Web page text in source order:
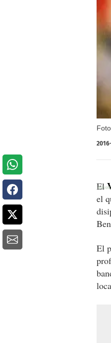
El
el
El